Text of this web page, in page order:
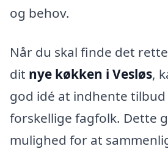
og behov.
Når du skal finde det
dit nye køkken i Vesløs,
god idé at indhente
forskellige fagfolk. Dette
mulighed for at